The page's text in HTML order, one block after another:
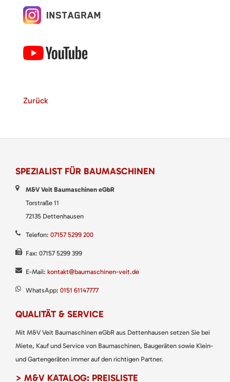
Zurück
SPEZIALIST FÜR BAUMASCHINEN
M&V Veit Baumaschinen eGbR
Torstraße 11
72135 Dettenhausen
Telefon: 07157 5299 200
Fax: 07157 5299 399
E-Mail: kontakt@baumaschinen-veit.de
WhatsApp: 0151 61147777
QUALITÄT & SERVICE
Mit M&V Veit Baumaschinen eGbR aus Dettenhausen setzen Sie bei
Miete, Kauf und Service von Baumaschinen, Baugeräten sowie Klein-
und Gartengeräten immer auf den richtigen Partner.
> M&V KATALOG: PREISLISTE